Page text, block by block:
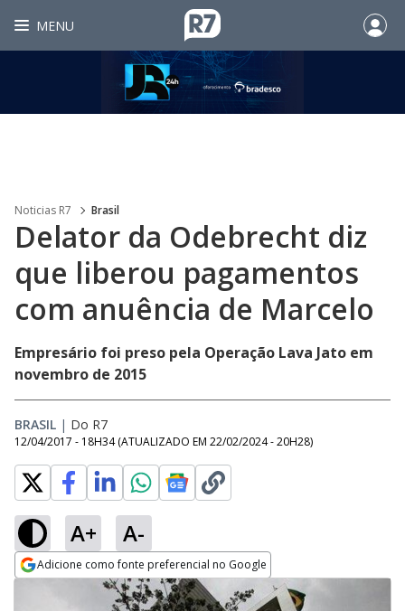
MENU
Noticias R7 Brasil
Delator da Odebrecht diz
que liberou pagamentos
com anuência de Marcelo
Empresário foi preso pela Operação Lava Jato em
novembro de 2015
BRASIL | Do R7
12/04/2017 - 18H34 (ATUALIZADO EM 22/02/2024 - 20H28)
A+ A-
Adicione como fonte preferencial no Google
Opens in new window